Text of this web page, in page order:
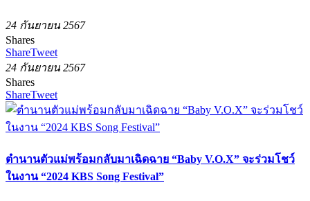
24 กันยายน 2567
Shares
ShareTweet
24 กันยายน 2567
Shares
ShareTweet
ตำนานตัวแม่พร้อมกลับมาเฉิดฉาย “Baby V.O.X” จะร่วมโชว์
ในงาน “2024 KBS Song Festival”